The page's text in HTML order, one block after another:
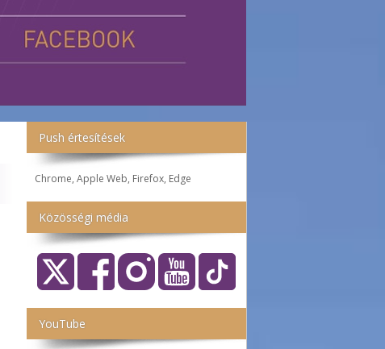
Push értesítések
Chrome, Apple Web, Firefox, Edge
Közösségi média
YouTube